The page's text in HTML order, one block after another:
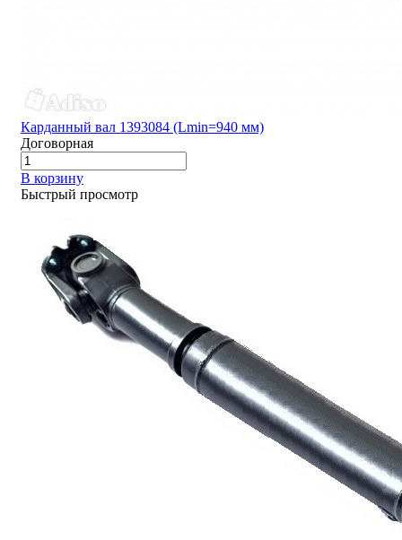
Карданный вал 1393084 (Lmin=940 мм)
Договорная
В корзину
Быстрый просмотр